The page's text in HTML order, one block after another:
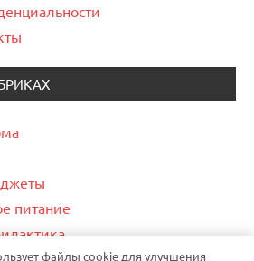
питание
файлы cookie для улучшения